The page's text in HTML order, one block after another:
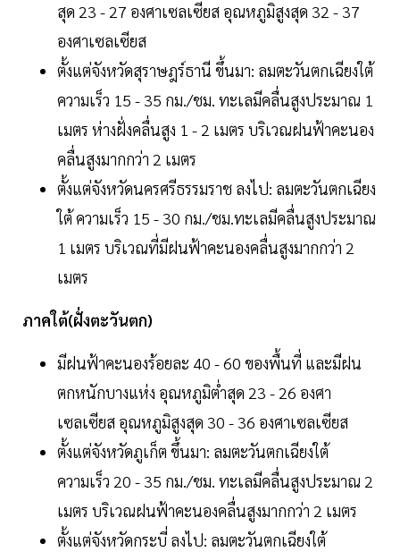
สุด 23 - 27 องศาเซลเซียส อุณหภูมิสูงสุด 32 - 37
องศาเซลเซียส
ตั้งแต่จังหวัดสุราษฎร์ธานี ขึ้นมา: ลมตะวันตกเฉียงใต้
ความเร็ว 15 - 35 กม./ชม. ทะเลมีคลื่นสูงประมาณ 1
เมตร ห่างฝั่งคลื่นสูง 1 - 2 เมตร บริเวณฝนฟ้าคะนอง
คลื่นสูงมากกว่า 2 เมตร
ตั้งแต่จังหวัดนครศรีธรรมราช ลงไป: ลมตะวันตกเฉียง
ใต้ ความเร็ว 15 - 30 กม./ชม.ทะเลมีคลื่นสูงประมาณ
1 เมตร บริเวณที่มีฝนฟ้าคะนองคลื่นสูงมากกว่า 2
เมตร
ภาคใต้(ฝั่งตะวันตก)
มีฝนฟ้าคะนองร้อยละ 40 - 60 ของพื้นที่ และมีฝน
ตกหนักบางแห่ง อุณหภูมิต่ำสุด 23 - 26 องศา
เซลเซียส อุณหภูมิสูงสุด 30 - 36 องศาเซลเซียส
ตั้งแต่จังหวัดภูเก็ต ขึ้นมา: ลมตะวันตกเฉียงใต้
ความเร็ว 20 - 35 กม./ชม. ทะเลมีคลื่นสูงประมาณ 2
เมตร บริเวณฝนฟ้าคะนองคลื่นสูงมากกว่า 2 เมตร
ตั้งแต่จังหวัดกระบี่ ลงไป: ลมตะวันตกเฉียงใต้